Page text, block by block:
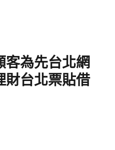
客為先台北網
財台北票貼借